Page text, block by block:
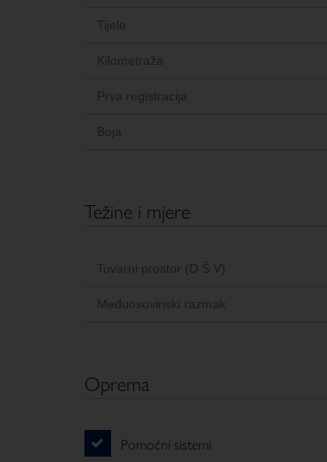
Tijelo
Kilometraža
Prva registracija
Boja
Težine i mjere
Tovarni prostor (D Š V)
Međuosovinski razmak
Oprema
Pomoćni sistemi